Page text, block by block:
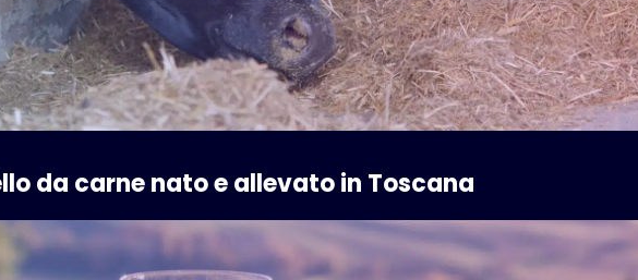
da carne nato e allevato in Toscana